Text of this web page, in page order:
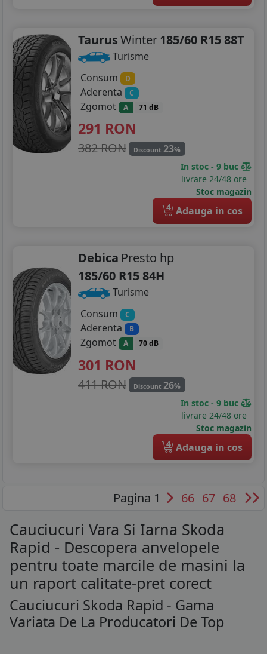
TaurusWinter185/60 R15 88T
Turisme
Consum
D
Aderenta C
Zgomot A 71 dB
291 RON
382 RON Discount 23%
In stoc - 9 buc
livrare 24/48 ore
Stoc magazin
4 Adauga in cos
Debica Presto hp
185/60 R15 84H
Turisme
Consum
C
Aderenta B
Zgomot A 70 dB
301 RON
411 RON Discount 26%
In stoc - 9 buc
livrare 24/48 ore
Stoc magazin
4 Adauga in cos
Pagina 1 66 67 68
Cauciucuri Vara Si Iarna Skoda
Rapid - Descopera anvelopele
pentru toate marcile de masini la
un raport calitate-pret corect
Cauciucuri Skoda Rapid - Gama
Variata De La Producatori De Top